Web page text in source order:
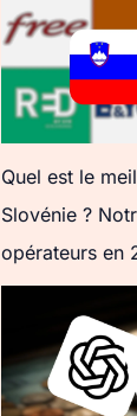
Quel est le
Slovénie ?
opérateurs en